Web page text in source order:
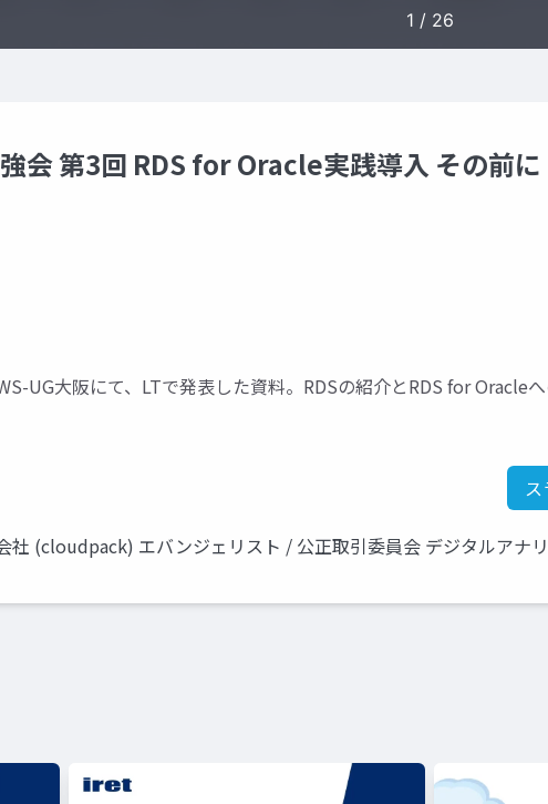
会 第3回 RDS for Oracle実践導入 その前に
UG大阪にて、LTで発表した資料。RDSの紹介とRDS for Oracle
社 (cloudpack) エバンジェリスト / 公正取引委員会 デジタルアナ